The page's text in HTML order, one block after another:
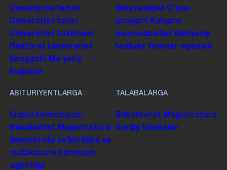
Umumiy maʼlumot
Universitet tarixi
Universitet tuzilmasi
Rektorat Universitet
kengashi Me'yoriy
hujjatlar
Ilmiy faoliyat Oʻquv
jarayoni Xalqaro
munosabatlar Moliyaviy
faoliyat Yoshlar siyosati
ABITURIYENTLARGA
Qabul komissiyasi
Bakalavriat Magistratura
Ikkinchi oliy taʼlim Bilim va
malakalarni baholash
agentligi
TALABALARGA
Bakalavriat Magistratura
Xorijiy talabalar